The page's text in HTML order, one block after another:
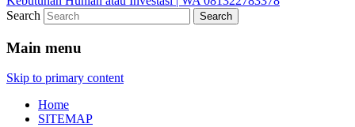
Search
Main menu
Skip to primary content
Home
SITEMAP